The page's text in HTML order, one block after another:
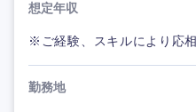
想定年収
※ご経験、スキルにより応
勤務地